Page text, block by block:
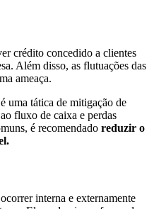
crédito concedido a clientes
Além disso, as flutuações das
ameaça.
uma tática de mitigação de
fluxo de caixa e perdas
é recomendado reduzir o
interna e externamente